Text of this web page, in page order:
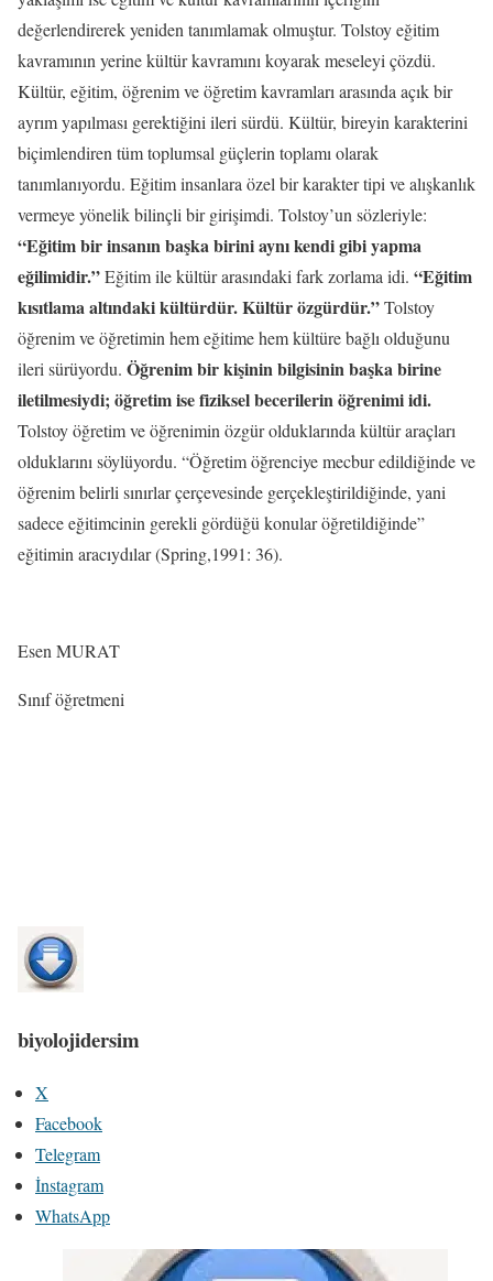
değerlendirerek yeniden tanımlamak olmuştur. Tolstoy eğitim
kavramının yerine kültür kavramını koyarak meseleyi çözdü.
Kültür, eğitim, öğrenim ve öğretim kavramları arasında açık bir
ayrım yapılması gerektiğini ileri sürdü. Kültür, bireyin karakterini
biçimlendiren tüm toplumsal güçlerin toplamı olarak
tanımlanıyordu. Eğitim insanlara özel bir karakter tipi ve alışkanlık
vermeye yönelik bilinçli bir girişimdi. Tolstoy’un sözleriyle:
“Eğitim bir insanın başka birini aynı kendi gibi yapma
eğilimidir.”Eğitim ile kültür arasındaki fark zorlama idi. “Eğitim
kısıtlama altındaki kültürdür. Kültür özgürdür.”Tolstoy
öğrenim ve öğretimin hem eğitime hem kültüre bağlı olduğunu
ileri sürüyordu. Öğrenim bir kişinin bilgisinin başka birine
iletilmesiydi; öğretim ise fiziksel becerilerin öğrenimi idi.
Tolstoy öğretim ve öğrenimin özgür olduklarında kültür araçları
olduklarını söylüyordu. “Öğretim öğrenciye mecbur edildiğinde ve
öğrenim belirli sınırlar çerçevesinde gerçekleştirildiğinde, yani
sadece eğitimcinin gerekli gördüğü konular öğretildiğinde”
eğitimin aracıydılar (Spring,1991: 36).
Esen MURAT
Sınıf öğretmeni
biyolojidersim
X
Facebook
Telegram
İnstagram
WhatsApp